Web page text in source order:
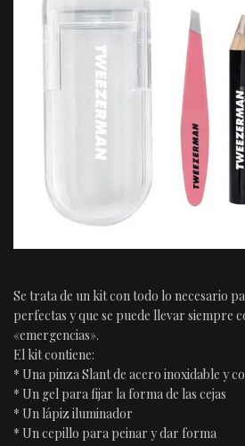
Se trata de un kit con todo lo necesario
perfectas y que se puede llevar siempre
«emergencias».
El kit contiene:
* Una pinza Slant de acero inoxidable y
* Un gel para fijar la forma de las cejas
* Un lápiz iluminador
* Un cepillo para peinar y dar forma